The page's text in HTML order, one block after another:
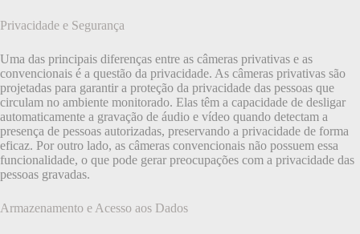
Privacidade e Segurança
Uma das principais diferenças entre as câmeras privativas e as
convencionais é a questão da privacidade. As câmeras privativas são
projetadas para garantir a proteção da privacidade das pessoas que
circulam no ambiente monitorado. Elas têm a capacidade de desligar
automaticamente a gravação de áudio e vídeo quando detectam a
presença de pessoas autorizadas, preservando a privacidade de forma
eficaz. Por outro lado, as câmeras convencionais não possuem essa
funcionalidade, o que pode gerar preocupações com a privacidade das
pessoas gravadas.
Armazenamento e Acesso aos Dados